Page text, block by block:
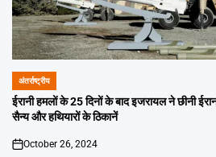
POSTED
IN
अंतर्राष्ट्रीय
ईरानी हमलों के 25 दिनों के बाद इजरायल ने छीनी
सैन्य और हथियारों के ठिकानें
on
October 26, 2024